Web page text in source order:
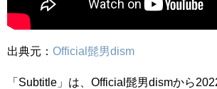
出典元： Official髭男dism
「Subtitle」は、Official髭男dismから